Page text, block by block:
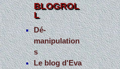
BLOGROL
L
Dé-
manipulation
s
Le blog d'Eva